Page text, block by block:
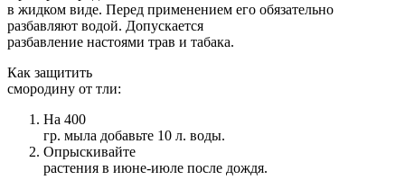
в жидком виде. Перед применением его обязательно
разбавляют водой. Допускается
разбавление настоями трав и табака.
Как защитить
смородину от тли:
На 400
гр. мыла добавьте 10 л. воды.
Опрыскивайте
растения в июне-июле после дождя.